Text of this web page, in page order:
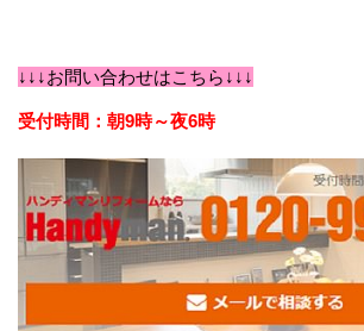
↓↓↓お問い合わせはこちら↓↓↓
受付時間：朝9時～夜6時